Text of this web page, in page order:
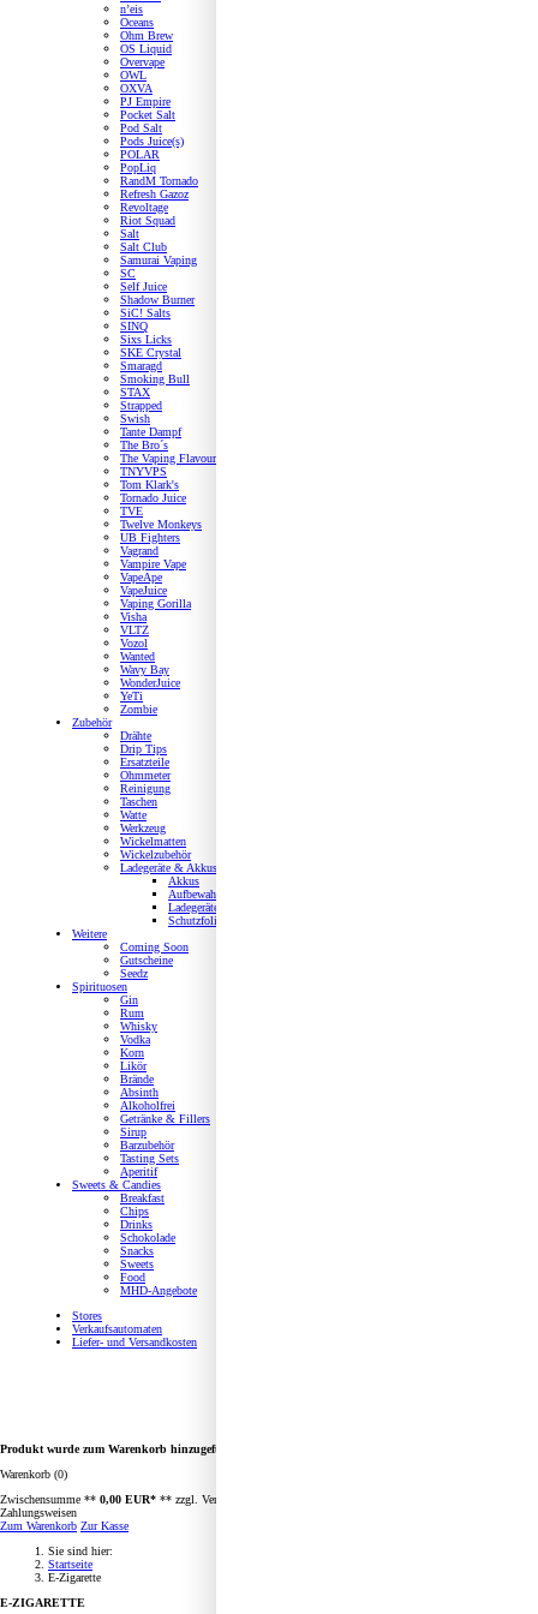
n’eis
Oceans
Ohm Brew
OS Liquid
Overvape
OWL
OXVA
PJ Empire
Pocket Salt
Pod Salt
Pods Juice(s)
POLAR
PopLiq
RandM Tornado
Refresh Gazoz
Revoltage
Riot Squad
Salt
Salt Club
Samurai Vaping
SC
Self Juice
Shadow Burner
SiC! Salts
SINQ
Sixs Licks
SKE Crystal
Smaragd
Smoking Bull
STAX
Strapped
Swish
Tante Dampf
The Bro´s
The Vaping Flavour
TNYVPS
Tom Klark's
Tornado Juice
TVE
Twelve Monkeys
UB Fighters
Vagrand
Vampire Vape
VapeApe
VapeJuice
Vaping Gorilla
Visha
VLTZ
Vozol
Wanted
Wavy Bay
WonderJuice
YeTi
Zombie
Zubehör
Drähte
Drip Tips
Ersatzteile
Ohmmeter
Reinigung
Taschen
Watte
Werkzeug
Wickelmatten
Wickelzubehör
Ladegeräte & Akkus
Akkus
Aufbewahrung
Ladegeräte
Schutzfolien
Weitere
Coming Soon
Gutscheine
Seedz
Spirituosen
Gin
Rum
Whisky
Vodka
Korn
Likör
Brände
Absinth
Alkoholfrei
Getränke & Fillers
Sirup
Barzubehör
Tasting Sets
Aperitif
Sweets & Candies
Breakfast
Chips
Drinks
Schokolade
Snacks
Sweets
Food
MHD-Angebote
Stores
Verkaufsautomaten
Liefer- und Versandkosten
Produkt wurde zum Warenkorb hinzugefügt.
Warenkorb (0)
Zwischensumme ** 0,00 EUR* ** zzgl. Versandkosten und/oder evtentueller Gebühren für bestimmte
Zahlungsweisen
Zum Warenkorb Zur Kasse
Sie sind hier:
Startseite
E-Zigarette
E-ZIGARETTE